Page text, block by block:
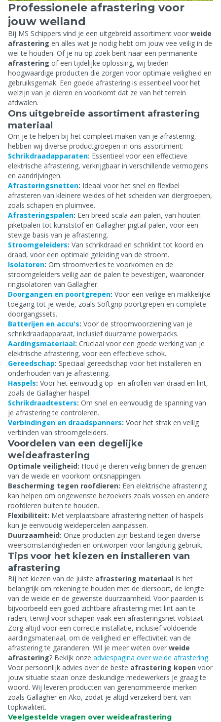
Professionele afrastering voor
jouw weiland
Bij MS Schippers vind je een uitgebreid assortiment voor weide
afrastering en alles wat je nodig hebt om jouw vee veilig in de
wei te houden. Of je nu op zoek bent naar een permanente
afrastering of een tijdelijke oplossing, wij bieden
hoogwaardige producten die zorgen voor optimale veiligheid en
gebruiksgemak. Een goede afrastering is essentieel voor het
welzijn van je dieren en voorkomt dat ze van het terrein
afdwalen.
Ons uitgebreide assortiment afrastering
materiaal
Om je te helpen bij het compleet maken van je afrastering,
hebben wij diverse productgroepen in ons assortiment:
Schrikdraadapparaten: Essentieel voor een effectieve
elektrische afrastering, verkrijgbaar in verschillende vermogens
en aandrijvingen.
Afrasteringsnetten: Ideaal voor het snel en flexibel
afrasteren van kleinere weides of het scheiden van diergroepen,
zoals schapen en pluimvee.
Afrasteringspalen: Een breed scala aan palen, van houten
piketpalen tot kunststof en Gallagher pigtail palen, voor een
stevige basis van je afrastering.
Stroomgeleiders: Van schrikdraad en schriklint tot koord en
draad, voor een optimale geleiding van de stroom.
Isolatoren: Om stroomverlies te voorkomen en de
stroomgeleiders veilig aan de palen te bevestigen, waaronder
ringisolatoren van Gallagher.
Doorgangen en poortgrepen: Voor een veilige en makkelijke
toegang tot je weide, zoals Softgrip poortgrepen en complete
doorgangssets.
Batterijen en accu's: Voor de stroomvoorziening van je
schrikdraadapparaat, inclusief duurzame powerpacks.
Aardingsmateriaal: Cruciaal voor een goede werking van je
elektrische afrastering, voor een effectieve schok.
Gereedschap: Speciaal gereedschap voor het installeren en
onderhouden van je afrastering.
Haspels: Voor het eenvoudig op- en afrollen van draad en lint,
zoals de Gallagher haspel.
Schrikdraadtesters: Om snel en eenvoudig de spanning van
je afrastering te controleren.
Verbindingen en draadspanners: Voor het strak en veilig
verbinden van stroomgeleiders.
Voordelen van een degelijke
weideafrastering
Optimale veiligheid: Houd je dieren veilig binnen de grenzen
van de weide en voorkom ontsnappingen.
Bescherming tegen roofdieren: Een elektrische afrastering
kan helpen om ongewenste bezoekers zoals vossen en andere
roofdieren buiten te houden.
Flexibiliteit: Met verplaatsbare afrastering netten of haspels
kun je eenvoudig weidepercelen aanpassen.
Duurzaamheid: Onze producten zijn bestand tegen diverse
weersomstandigheden en ontworpen voor langdurig gebruik.
Tips voor het kiezen en installeren van
afrastering
Bij het kiezen van de juiste afrastering materiaal is het
belangrijk om rekening te houden met de diersoort, de lengte
van de weide en de gewenste duurzaamheid. Voor paarden is
bijvoorbeeld een goed zichtbare afrastering met lint aan te
raden, terwijl voor schapen vaak een afrasteringsnet volstaat.
Zorg altijd voor een correcte installatie, inclusief voldoende
aardingsmateriaal, om de veiligheid en effectiviteit van de
afrastering te garanderen. Wil je meer weten over weide
afrastering? Bekijk onze adviespagina over weide afrastering.
Voor persoonlijk advies over de beste afrastering kopen voor
jouw situatie staan onze deskundige medewerkers je graag te
woord. Wij leveren producten van gerenommeerde merken
zoals Gallagher en Ako, zodat je altijd verzekerd bent van
topkwaliteit.
Veelgestelde vragen over weideafrastering